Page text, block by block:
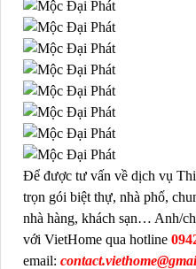
Để được tư vấn về dịch vụ
trọn gói biệt thự, nhà phố,
nhà hàng, khách sạn… Anh/
với VietHome qua hotline
email: